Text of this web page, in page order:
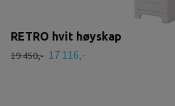
RETRO hvit høyskap
19 450,- 17 116,-